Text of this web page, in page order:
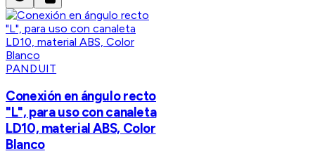
PANDUIT
Conexión en ángulo recto
"L", para uso con canaleta
LD10, material ABS, Color
Blanco